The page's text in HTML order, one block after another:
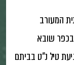
המעורב
טיל נ"ט בביתם